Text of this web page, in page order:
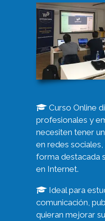
Curso Online
profesionales y
necesiten tener
en redes
forma destacada
en Internet.
Ideal para
comunicación,
quieran mejorar